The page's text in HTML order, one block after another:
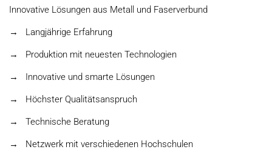
Innovative Lösungen aus Metall und Faserverbund
→ Langjährige Erfahrung
→ Produktion mit neuesten Technologien
→ Innovative und smarte Lösungen
→ Höchster Qualitätsanspruch
→ Technische Beratung
→ Netzwerk mit verschiedenen Hochschulen